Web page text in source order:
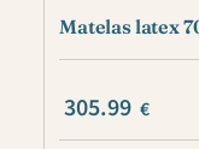
Matelas latex
305.99 €